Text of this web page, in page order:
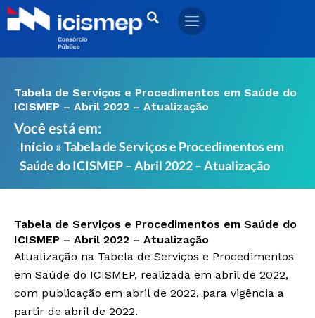
Ir
para
Tabela de Serviços e Procedimentos em Saúde do
ICISMEP – Abril 2022 – Atualização
Você está em:
Início »Tabela de Serviços e Procedimentos em
Saúde do ICISMEP – Abril 2022 – Atualização
Tabela de Serviços e Procedimentos em Saúde do
ICISMEP – Abril 2022 – Atualização
Atualização na Tabela de Serviços e Procedimentos
em Saúde do ICISMEP, realizada em abril de 2022,
com publicação em abril de 2022, para vigência a
partir de abril de 2022.